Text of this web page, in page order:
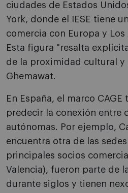
ciudades de Estados
York, donde el IESE tiene
comercia con Europa y Los
Esta figura "resalta
de la proximidad cultural y
Ghemawat.
En España, el marco
predecir la conexión entre
autónomas. Por ejemplo,
encuentra otra de las
principales socios
Valencia), fueron parte de
durante siglos y tienen